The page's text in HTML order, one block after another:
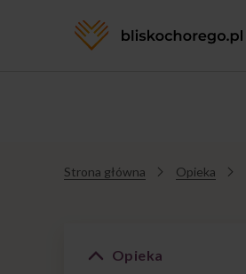
Strona główna Opieka
Opieka